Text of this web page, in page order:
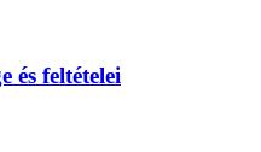
és feltételei